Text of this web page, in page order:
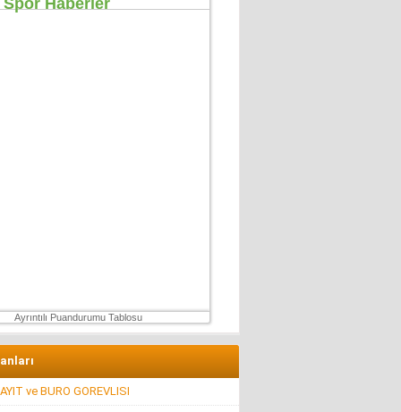
“ Fetö provokasyon mu!”
27 Haziran 2026 Cumartesi
Ayrıntılı Puandurumu Tablosu
ve BURO GOREVLISI